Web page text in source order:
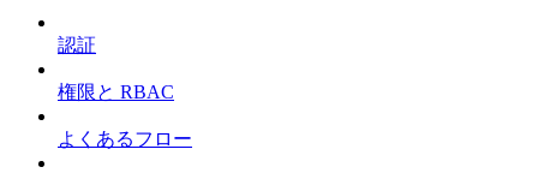
認証
権限と RBAC
よくあるフロー